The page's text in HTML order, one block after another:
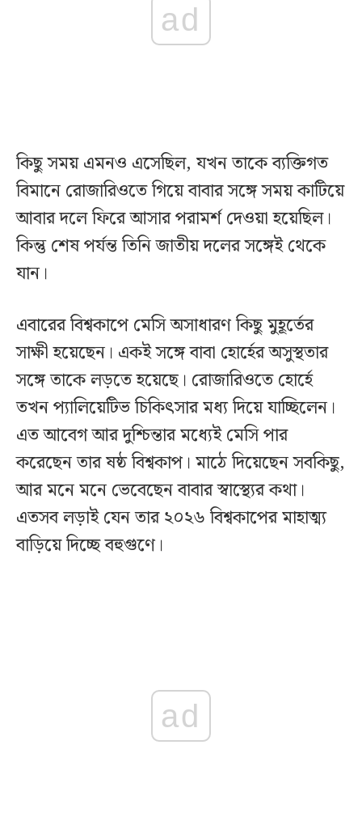
ad
কিছু সময় এমনও এসেছিল, যখন তাকে ব্যক্তিগত
বিমানে রোজারিওতে গিয়ে বাবার সঙ্গে সময় কাটিয়ে
আবার দলে ফিরে আসার পরামর্শ দেওয়া হয়েছিল।
কিন্তু শেষ পর্যন্ত তিনি জাতীয় দলের সঙ্গেই থেকে
যান।
এবারের বিশ্বকাপে মেসি অসাধারণ কিছু মুহূর্তের
সাক্ষী হয়েছেন। একই সঙ্গে বাবা হোর্হের অসুস্থতার
সঙ্গে তাকে লড়তে হয়েছে। রোজারিওতে হোর্হে
তখন প্যালিয়েটিভ চিকিৎসার মধ্য দিয়ে যাচ্ছিলেন।
এত আবেগ আর দুশ্চিন্তার মধ্যেই মেসি পার
করেছেন তার ষষ্ঠ বিশ্বকাপ। মাঠে দিয়েছেন সবকিছু,
আর মনে মনে ভেবেছেন বাবার স্বাস্থ্যের কথা।
এতসব লড়াই যেন তার ২০২৬ বিশ্বকাপের মাহাত্ম্য
বাড়িয়ে দিচ্ছে বহুগুণে।
ad